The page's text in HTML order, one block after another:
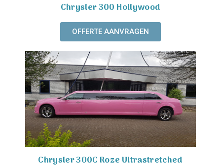
Chrysler 300 Hollywood
OFFERTE AANVRAGEN
Chrysler 300C Roze Ultrastretched